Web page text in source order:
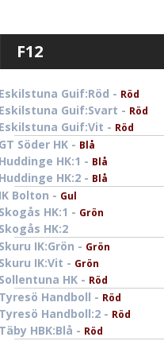
F12
Eskilstuna Guif:Röd - Röd
Eskilstuna Guif:Svart - Röd
Eskilstuna Guif:Vit - Röd
GT Söder HK - Blå
Huddinge HK:1 - Blå
Huddinge HK:2 - Blå
IK Bolton - Gul
Skogås HK:1 - Grön
Skogås HK:2
Skuru IK:Grön - Grön
Skuru IK:Vit - Grön
Sollentuna HK - Röd
Tyresö Handboll - Röd
Tyresö Handboll:2 - Röd
Täby HBK:Blå - Röd